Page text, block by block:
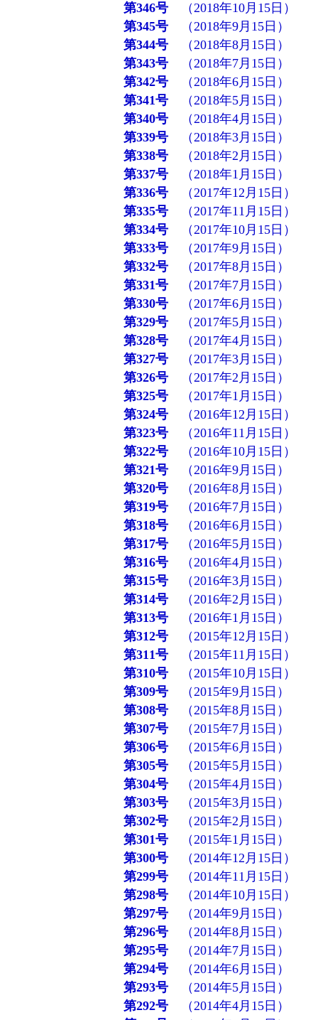
第346号 （2018年10月15日）
第345号 （2018年9月15日）
第344号 （2018年8月15日）
第343号 （2018年7月15日）
第342号 （2018年6月15日）
第341号 （2018年5月15日）
第340号 （2018年4月15日）
第339号 （2018年3月15日）
第338号 （2018年2月15日）
第337号 （2018年1月15日）
第336号 （2017年12月15日）
第335号 （2017年11月15日）
第334号 （2017年10月15日）
第333号 （2017年9月15日）
第332号 （2017年8月15日）
第331号 （2017年7月15日）
第330号 （2017年6月15日）
第329号 （2017年5月15日）
第328号 （2017年4月15日）
第327号 （2017年3月15日）
第326号 （2017年2月15日）
第325号 （2017年1月15日）
第324号 （2016年12月15日）
第323号 （2016年11月15日）
第322号 （2016年10月15日）
第321号 （2016年9月15日）
第320号 （2016年8月15日）
第319号 （2016年7月15日）
第318号 （2016年6月15日）
第317号 （2016年5月15日）
第316号 （2016年4月15日）
第315号 （2016年3月15日）
第314号 （2016年2月15日）
第313号 （2016年1月15日）
第312号 （2015年12月15日）
第311号 （2015年11月15日）
第310号 （2015年10月15日）
第309号 （2015年9月15日）
第308号 （2015年8月15日）
第307号 （2015年7月15日）
第306号 （2015年6月15日）
第305号 （2015年5月15日）
第304号 （2015年4月15日）
第303号 （2015年3月15日）
第302号 （2015年2月15日）
第301号 （2015年1月15日）
第300号 （2014年12月15日）
第299号 （2014年11月15日）
第298号 （2014年10月15日）
第297号 （2014年9月15日）
第296号 （2014年8月15日）
第295号 （2014年7月15日）
第294号 （2014年6月15日）
第293号 （2014年5月15日）
第292号 （2014年4月15日）